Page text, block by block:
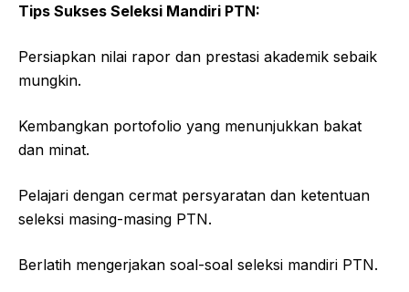
Tips Sukses Seleksi Mandiri PTN:
Persiapkan nilai rapor dan prestasi akademik sebaik
mungkin.
Kembangkan portofolio yang menunjukkan bakat
dan minat.
Pelajari dengan cermat persyaratan dan ketentuan
seleksi masing-masing PTN.
Berlatih mengerjakan soal-soal seleksi mandiri PTN.